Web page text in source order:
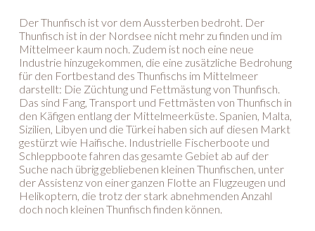
Der Thunfisch ist vor dem Aussterben bedroht. Der
Thunfisch ist in der Nordsee nicht mehr zu finden und im
Mittelmeer kaum noch. Zudem ist noch eine neue
Industrie hinzugekommen, die eine zusätzliche Bedrohung
für den Fortbestand des Thunfischs im Mittelmeer
darstellt: Die Züchtung und Fettmästung von Thunfisch.
Das sind Fang, Transport und Fettmästen von Thunfisch in
den Käfigen entlang der Mittelmeerküste. Spanien, Malta,
Sizilien, Libyen und die Türkei haben sich auf diesen Markt
gestürzt wie Haifische. Industrielle Fischerboote und
Schleppboote fahren das gesamte Gebiet ab auf der
Suche nach übrig gebliebenen kleinen Thunfischen, unter
der Assistenz von einer ganzen Flotte an Flugzeugen und
Helikoptern, die trotz der stark abnehmenden Anzahl
doch noch kleinen Thunfisch finden können.